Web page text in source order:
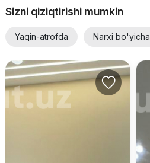
Sizni qiziqtirishi mumkin
Yaqin-atrofda Narxi bo'yicha